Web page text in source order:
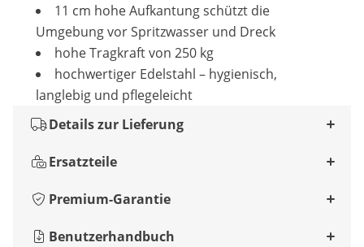
11 cm hohe Aufkantung schützt die
Umgebung vor Spritzwasser und Dreck
hohe Tragkraft von 250 kg
hochwertiger Edelstahl – hygienisch,
langlebig und pflegeleicht
Details zur Lieferung
Ersatzteile
Premium-Garantie
Benutzerhandbuch